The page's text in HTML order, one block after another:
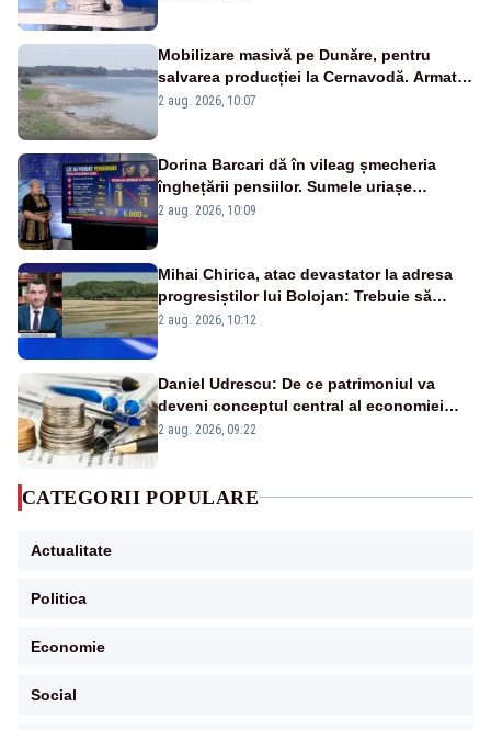
Mobilizare masivă pe Dunăre, pentru
salvarea producției la Cernavodă. Armata
va detona o stâncă și va devia apa
2 aug. 2026, 10:07
Dorina Barcari dă în vileag șmecheria
înghețării pensiilor. Sumele uriașe
pierdute de fiecare român
2 aug. 2026, 10:09
Mihai Chirica, atac devastator la adresa
progresiștilor lui Bolojan: Trebuie să
protejăm și natura, dar nu șținem omaneii
2 aug. 2026, 10:12
Daniel Udrescu: De ce patrimoniul va
deveni conceptul central al economiei
viitoare?
2 aug. 2026, 09:22
CATEGORII POPULARE
Actualitate
Politica
Economie
Social